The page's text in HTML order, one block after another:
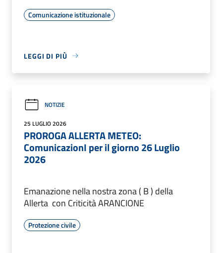
Comunicazione istituzionale
LEGGI DI PIÙ
NOTIZIE
25 LUGLIO 2026
PROROGA ALLERTA METEO:
ComunicazionI per il giorno 26 Luglio
2026
Emanazione nella nostra zona ( B ) della
Allerta con Criticità ARANCIONE
Protezione civile